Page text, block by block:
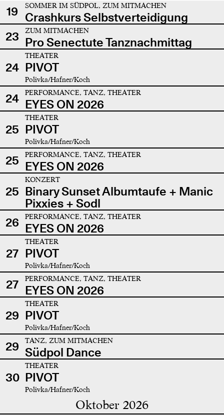
19 SOMMER IM SÜDPOL, ZUM MITMACHEN
Crashkurs Selbstverteidigung
23
ZUM MITMACHEN
Pro Senectute Tanznachmittag
24
THEATER
PIVOT
Polivka/Hafner/Koch
24 PERFORMANCE, TANZ, THEATER
EYES ON 2026
25
THEATER
PIVOT
Polivka/Hafner/Koch
25 PERFORMANCE, TANZ, THEATER
EYES ON 2026
25
KONZERT
Binary Sunset Albumtaufe + Manic
Pixxies + Sodl
26
PERFORMANCE, TANZ, THEATER
EYES ON 2026
27
THEATER
PIVOT
Polivka/Hafner/Koch
27 PERFORMANCE, TANZ, THEATER
EYES ON 2026
29
THEATER
PIVOT
Polivka/Hafner/Koch
29 TANZ, ZUM MITMACHEN
Südpol Dance
30
THEATER
PIVOT
Polivka/Hafner/Koch
Oktober 2026